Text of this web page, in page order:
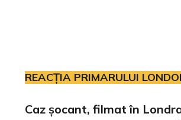
REACȚIA PRIMARULUI
Caz șocant, filmat în